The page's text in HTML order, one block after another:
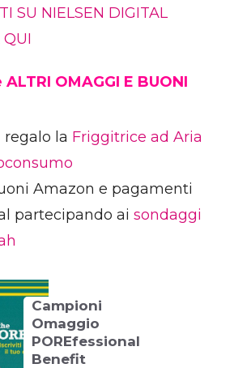
SU NIELSEN DIGITAL
QUI
OMAGGI E BUONI
regalo la Friggitrice ad Aria
Amazon e pagamenti
partecipando ai sondaggi
Campioni
Omaggio
POREfessional
Benefit